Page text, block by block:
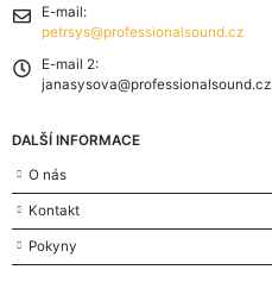
E-mail:
petrsys@professionalsound.cz
E-mail 2:
janasysova@professionalsound.cz
DALŠÍ INFORMACE
O nás
Kontakt
Pokyny